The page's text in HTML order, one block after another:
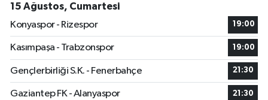
15 Ağustos, Cumartesi
Konyaspor - Rizespor
19:00
Kasımpaşa - Trabzonspor 19:00
Gençlerbirliği S.K. - Fenerbahçe 21:30
Gaziantep FK - Alanyaspor 21:30